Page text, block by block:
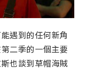
遇到的任何新角
二季的一個主要
也談到草帽海賊